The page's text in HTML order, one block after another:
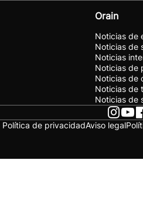
Orain
Noticias de
Noticias de
Noticias
Noticias de
Noticias de
Noticias de
Noticias de
Política de privacidadAviso legal